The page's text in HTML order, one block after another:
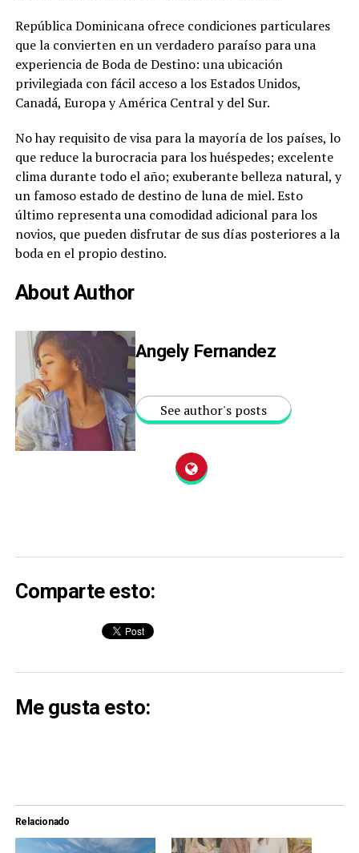
República Dominicana ofrece condiciones particulares
que la convierten en un verdadero paraíso para una
experiencia de Boda de Destino: una ubicación
privilegiada con fácil acceso a los Estados Unidos,
Canadá, Europa y América Central y del Sur.
No hay requisito de visa para la mayoría de los países, lo
que reduce la burocracia para los huéspedes; excelente
clima durante todo el año; exuberante belleza natural, y
un famoso estado de destino de luna de miel. Esto
último representa una comodidad adicional para los
novios, que pueden disfrutar de sus días posteriores a la
boda en el propio destino.
About Author
Angely Fernandez
See author's posts
Comparte esto:
Me gusta esto:
Relacionado